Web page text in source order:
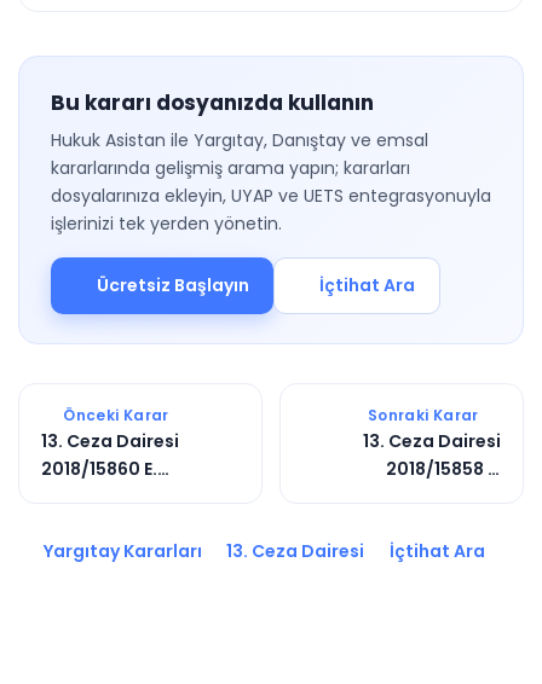
Bu kararı dosyanızda kullanın
Hukuk Asistan ile Yargıtay, Danıştay ve emsal
kararlarında gelişmiş arama yapın; kararları
dosyalarınıza ekleyin, UYAP ve UETS entegrasyonuyla
işlerinizi tek yerden yönetin.
Ücretsiz Başlayın İçtihat Ara
Önceki Karar
13. Ceza Dairesi
2018/15860 E.
Sonraki Karar
13. Ceza Dairesi
2018/15858 E.
Yargıtay Kararları 13. Ceza Dairesi İçtihat Ara